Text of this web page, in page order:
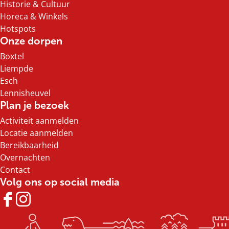
Historie & Cultuur
Horeca & Winkels
Hotspots
Onze dorpen
Boxtel
Liempde
Esch
Lennisheuvel
Plan je bezoek
Activiteit aanmelden
Locatie aanmelden
Bereikbaarheid
Overnachten
Contact
Volg ons op social media
F
I